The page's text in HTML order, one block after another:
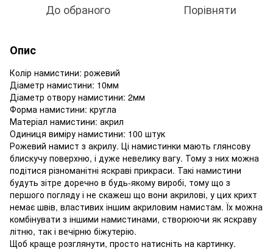
До обраного Порівняти
Опис
Колір намистини: рожевий
Діаметр намистини: 10мм
Діаметр отвору намистини: 2мм
Форма намистини: кругла
Матеріал намистини: акрил
Одиниця виміру намистини: 100 штук
Рожевий намист з акрилу. Ці намистинки мають глянсову
блискучу поверхню, і дуже невелику вагу. Тому з них можна
подітися різноманітні яскраві прикраси. Такі намистини
будуть зітре доречно в будь-якому виробі, тому що з
першого погляду і не скажеш що вони акрилові, у цих крихт
немає швів, властивих іншим акриловим намистам. Їх можна
комбінувати з іншими намистинами, створюючи як яскраву
літню, так і вечірню біжутерію.
Щоб краще розглянути, просто натисніть на картинку.